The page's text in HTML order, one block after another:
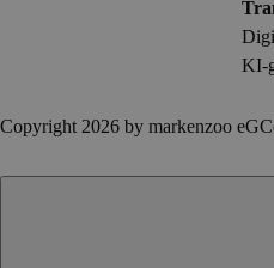
KI-
Copyright 2026 by markenzoo eG